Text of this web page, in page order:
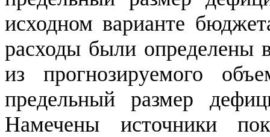
исходном варианте
расходы были определены
из прогнозируемого
предельный размер
Намечены источники